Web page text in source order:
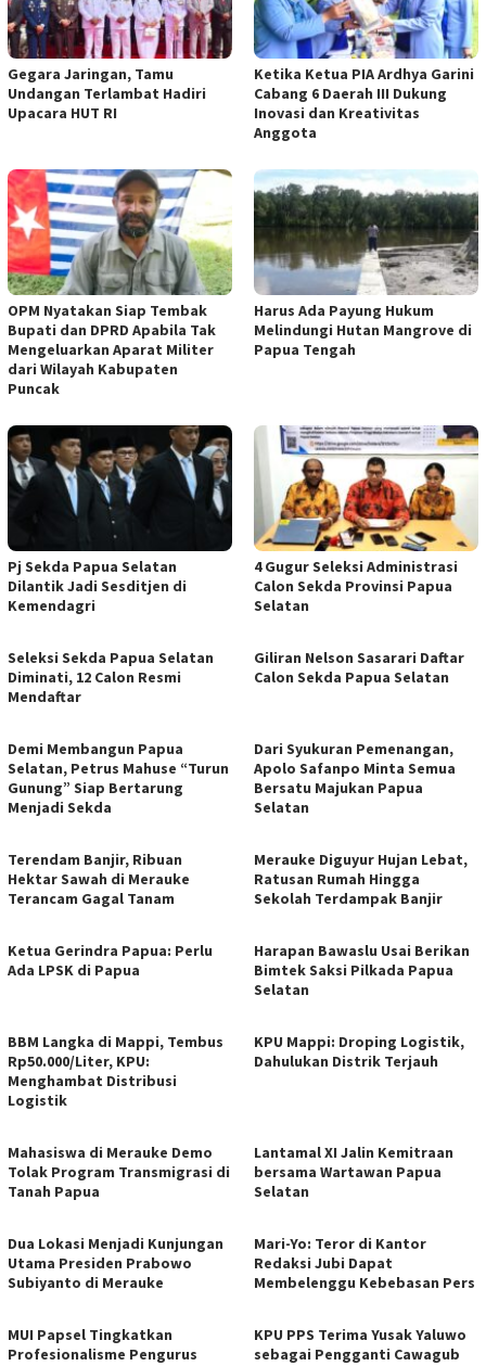
Gegara Jaringan, Tamu
Undangan Terlambat Hadiri
Upacara HUT RI
Ketika Ketua PIA Ardhya Garini
Cabang 6 Daerah III Dukung
Inovasi dan Kreativitas
Anggota
OPM Nyatakan Siap Tembak
Bupati dan DPRD Apabila Tak
Mengeluarkan Aparat Militer
dari Wilayah Kabupaten
Puncak
Harus Ada Payung Hukum
Melindungi Hutan Mangrove di
Papua Tengah
Pj Sekda Papua Selatan
Dilantik Jadi Sesditjen di
Kemendagri
4 Gugur Seleksi Administrasi
Calon Sekda Provinsi Papua
Selatan
Seleksi Sekda Papua Selatan
Diminati, 12 Calon Resmi
Mendaftar
Giliran Nelson Sasarari Daftar
Calon Sekda Papua Selatan
Demi Membangun Papua
Selatan, Petrus Mahuse “Turun
Gunung” Siap Bertarung
Menjadi Sekda
Dari Syukuran Pemenangan,
Apolo Safanpo Minta Semua
Bersatu Majukan Papua
Selatan
Terendam Banjir, Ribuan
Hektar Sawah di Merauke
Terancam Gagal Tanam
Merauke Diguyur Hujan Lebat,
Ratusan Rumah Hingga
Sekolah Terdampak Banjir
Ketua Gerindra Papua: Perlu
Ada LPSK di Papua
Harapan Bawaslu Usai Berikan
Bimtek Saksi Pilkada Papua
Selatan
BBM Langka di Mappi, Tembus
Rp50.000/Liter, KPU:
Menghambat Distribusi
Logistik
KPU Mappi: Droping Logistik,
Dahulukan Distrik Terjauh
Mahasiswa di Merauke Demo
Tolak Program Transmigrasi di
Tanah Papua
Lantamal XI Jalin Kemitraan
bersama Wartawan Papua
Selatan
Dua Lokasi Menjadi Kunjungan
Utama Presiden Prabowo
Subiyanto di Merauke
Mari-Yo: Teror di Kantor
Redaksi Jubi Dapat
Membelenggu Kebebasan Pers
MUI Papsel Tingkatkan
Profesionalisme Pengurus
KPU PPS Terima Yusak Yaluwo
sebagai Pengganti Cawagub